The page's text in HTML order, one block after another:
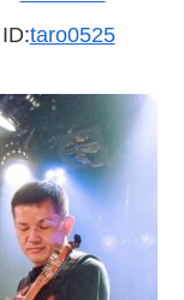
taro0525